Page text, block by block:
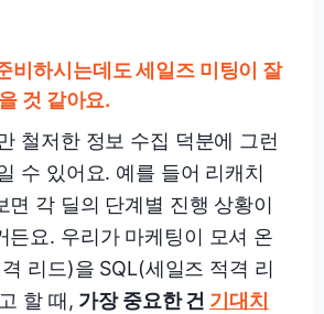
비하시는데도 세일즈 미팅이 잘
것 같아요.
철저한 정보 수집 덕분에 그런
수 있어요. 예를 들어 리캐치
면 각 딜의 단계별 진행 상황이
든요. 우리가 마케팅이 모셔 온
리드)을 SQL(세일즈 적격 리
할 때, 가장 중요한 건 기대치